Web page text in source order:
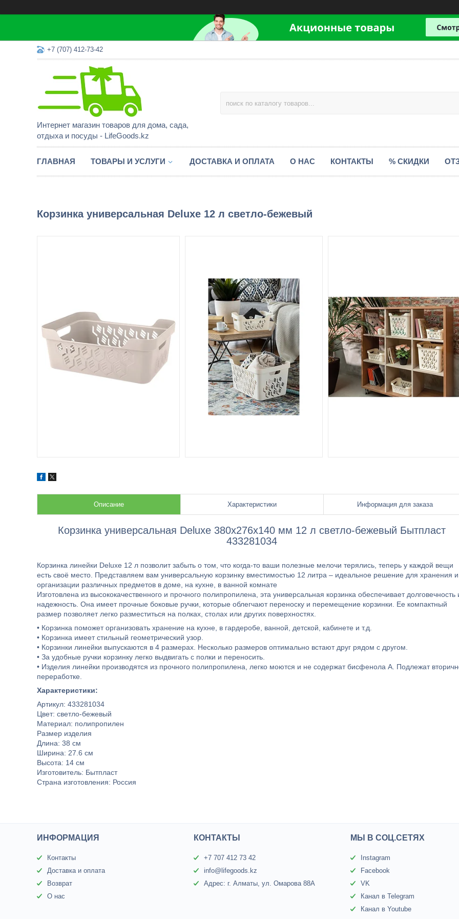
+7 (707) 412-73-42
Интернет магазин товаров для дома, сада,
отдыха и посуды - LifeGoods.kz
ГЛАВНАЯ ТОВАРЫ И УСЛУГИ ДОСТАВКА И ОПЛАТА О НАС КОНТАКТЫ % СКИДКИ
Корзинка универсальная Deluxe 12 л светло-бежевый
Описание Характеристики Информация для заказа
Корзинка универсальная Deluxe 380x276x140 мм 12 л светло-бежевый Бытпласт
433281034
Корзинка линейки Deluxe 12 л позволит забыть о том, что когда-то ваши полезные мелочи терялись, теперь у каждой вещи
есть своё место. Представляем вам универсальную корзинку вместимостью 12 литра – идеальное решение для хранения и
организации различных предметов в доме, на кухне, в ванной комнате
Изготовлена из высококачественного и прочного полипропилена, эта универсальная корзинка обеспечивает долговечность
надежность. Она имеет прочные боковые ручки, которые облегчают переноску и перемещение корзинки. Ее компактный
размер позволяет легко разместиться на полках, столах или других поверхностях.
• Корзинка поможет организовать хранение на кухне, в гардеробе, ванной, детской, кабинете и т.д.
• Корзинка имеет стильный геометрический узор.
• Корзинки линейки выпускаются в 4 размерах. Несколько размеров оптимально встают друг рядом с другом.
• За удобные ручки корзинку легко выдвигать с полки и переносить.
• Изделия линейки производятся из прочного полипропилена, легко моются и не содержат бисфенола А. Подлежат
переработке.
Характеристики:
Артикул: 433281034
Цвет: светло-бежевый
Материал: полипропилен
Размер изделия
Длина: 38 см
Ширина: 27.6 см
Высота: 14 см
Изготовитель: Бытпласт
Страна изготовления: Россия
ИНФОРМАЦИЯ
Контакты
Доставка и оплата
Возврат
О нас
КОНТАКТЫ
+7 707 412 73 42
info@lifegoods.kz
Адрес: г. Алматы, ул. Омарова 88А
МЫ В СОЦ.СЕТЯХ
Instagram
Facebook
VK
Канал в Telegram
Канал в Youtube